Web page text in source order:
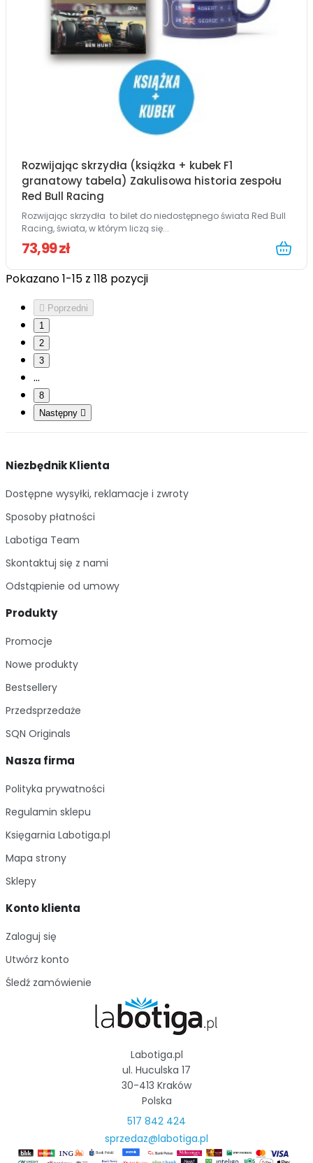
Rozwijając skrzydła (książka + kubek F1
granatowy tabela) Zakulisowa historia zespołu
Red Bull Racing
Rozwijając skrzydła to bilet do niedostępnego świata Red Bull
Racing, świata, w którym liczą się...
73,99 zł
Pokazano 1-15 z 118 pozycji
 Poprzedni
1
2
3
…
8
Następny 
Niezbędnik Klienta
Dostępne wysyłki, reklamacje i zwroty
Sposoby płatności
Labotiga Team
Skontaktuj się z nami
Odstąpienie od umowy
Produkty
Promocje
Nowe produkty
Bestsellery
Przedsprzedaże
SQN Originals
Nasza firma
Polityka prywatności
Regulamin sklepu
Księgarnia Labotiga.pl
Mapa strony
Sklepy
Konto klienta
Zaloguj się
Utwórz konto
Śledź zamówienie
Labotiga.pl
ul. Huculska 17
30-413 Kraków
Polska
517 842 424
sprzedaz@labotiga.pl